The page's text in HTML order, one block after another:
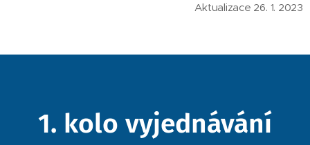
Aktualizace 26. 1. 2023
1. kolo vyjednávání